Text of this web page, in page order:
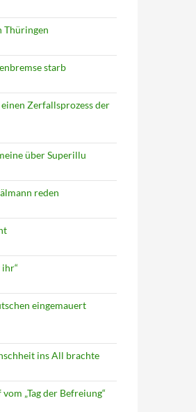
Thüringen
starb
Zerfallsprozess der
über Superillu
reden
ihr“
eingemauert
ins All brachte
„Tag der Befreiung“